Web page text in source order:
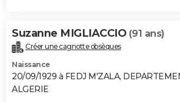
Suzanne MIGLIACCIO (91 ans)
Créer une cagnotte obsèques
Naissance
20/09/1929 à FEDJ M'ZALA,
ALGERIE